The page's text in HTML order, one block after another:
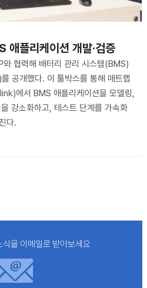
애플리케이션 개발·검증
협력해 배터리 관리 시스템(BMS)
공개했다. 이 툴박스를 통해 매트랩
에서 BMS 애플리케이션을 모델링,
강소화하고, 테스트 단계를 가속화
다.
을 이메일로 받아보세요